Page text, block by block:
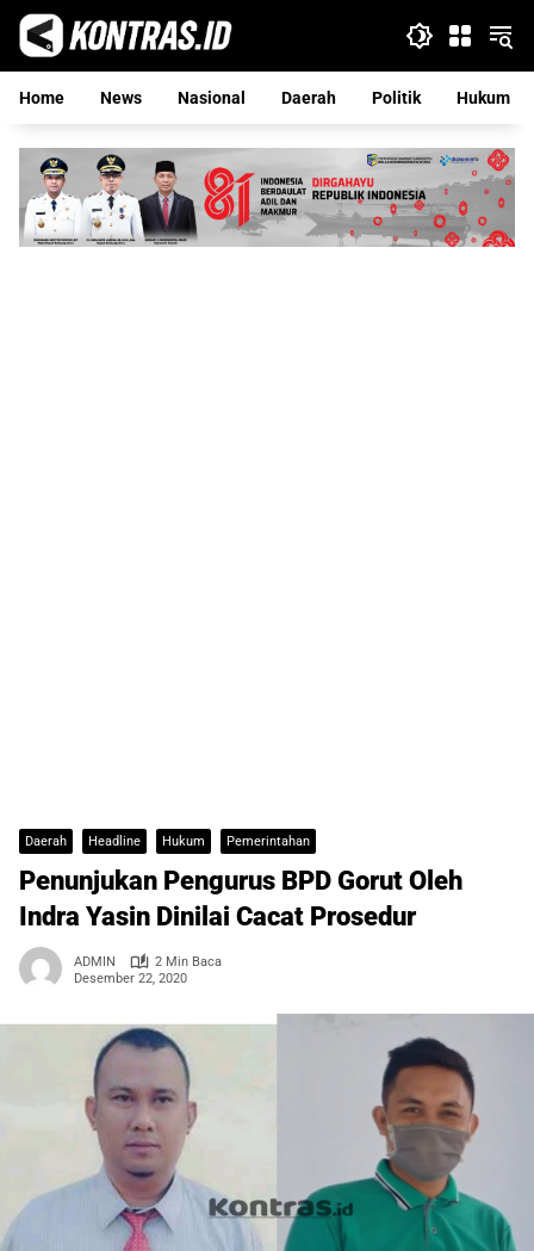
Langsung
konten
Home
News Nasional Daerah Politik Hukum
Daerah Headline Hukum Pemerintahan
Penunjukan Pengurus BPD Gorut Oleh
Indra Yasin Dinilai Cacat Prosedur
ADMIN
2 Min Baca
Desember 22, 2020